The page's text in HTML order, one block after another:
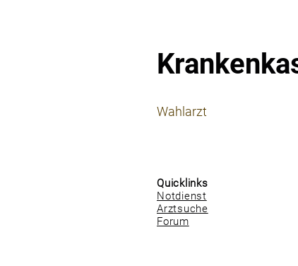
Wahlarzt
Quicklinks
Notdienst
Arztsuche
Forum